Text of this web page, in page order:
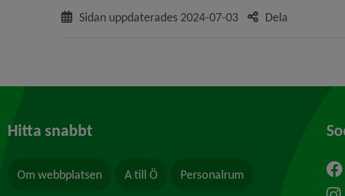
Sidan uppdaterades 2024-07-03 Dela
i nytt fönster.
Hitta snabbt
Om webbplatsen A till Ö Personalrum